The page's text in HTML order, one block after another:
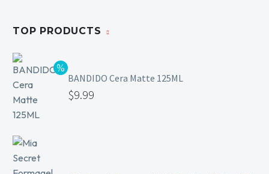
TOP PRODUCTS
BANDIDO Cera Matte 125ML
$9.99